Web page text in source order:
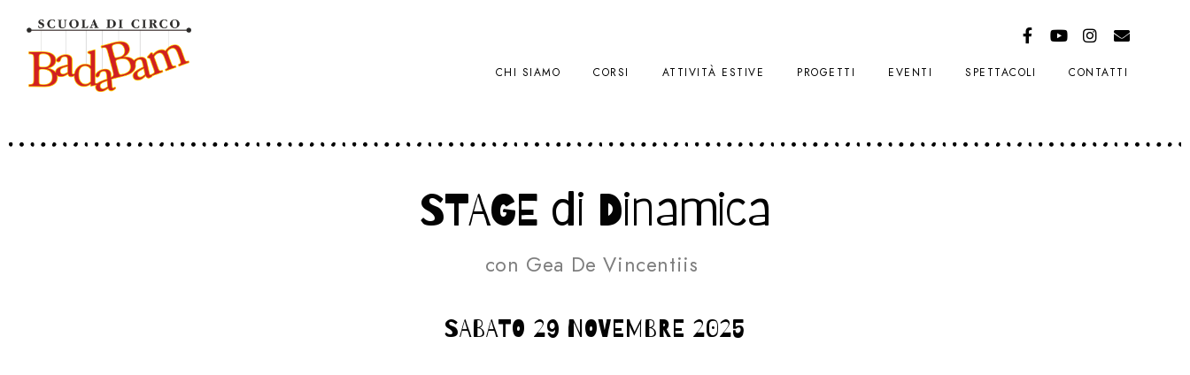
CHI SIAMO CORSI ATTIVITÀ ESTIVE PROGETTI EVENTI SPETTACOLI CONTATTI
STAGE di Dinamica
con Gea De Vincentiis
SABATO 29 NOVEMBRE 2025